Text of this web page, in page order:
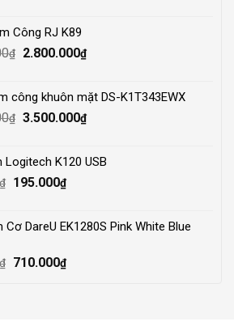
1.500.000₫.
Công RJ K89
₫
Original
3.500.000₫.
2.800.000₫Current
2.800.000₫.
công khuôn mặt DS-K1T343EWX
₫ Original
4.000.000₫.
3.500.000₫Current
3.500.000₫.
Logitech K120 USB
₫
Original
210.000₫.
195.000₫Current
195.000₫.
Cơ DareU EK1280S Pink White Blue
₫
Original
710.000₫Current